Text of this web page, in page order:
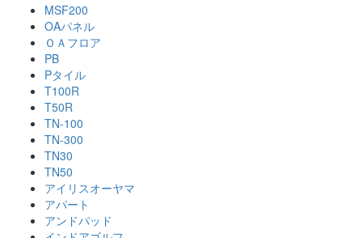
MSF200
OAパネル
ＯＡフロア
PB
Pタイル
T100R
T50R
TN-100
TN-300
TN30
TN50
アイリスオーヤマ
アパート
アンドパッド